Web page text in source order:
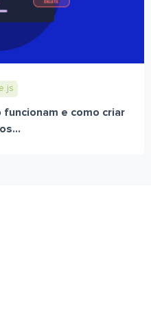
funcionam e como criar